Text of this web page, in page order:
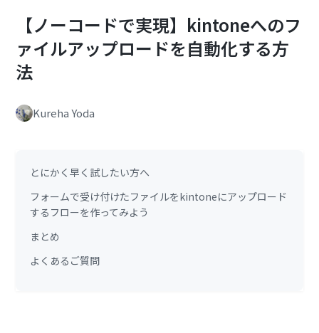
【ノーコードで実現】kintoneへのフ
ァイルアップロードを自動化する方
法
Kureha Yoda
とにかく早く試したい方へ
フォームで受け付けたファイルをkintoneにアップロード
するフローを作ってみよう
まとめ
よくあるご質問